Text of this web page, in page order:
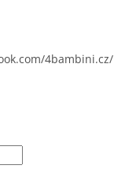
4bambini.cz/